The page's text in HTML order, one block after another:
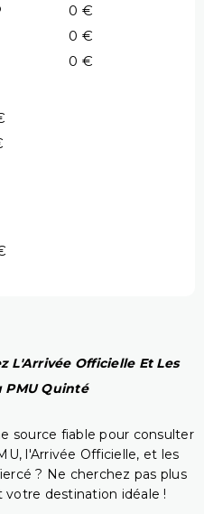
0 €
0 €
0 €
L'Arrivée Officielle Et Les
PMU Quinté
source fiable pour consulter
l'Arrivée Officielle, et les
? Ne cherchez pas plus
votre destination idéale !